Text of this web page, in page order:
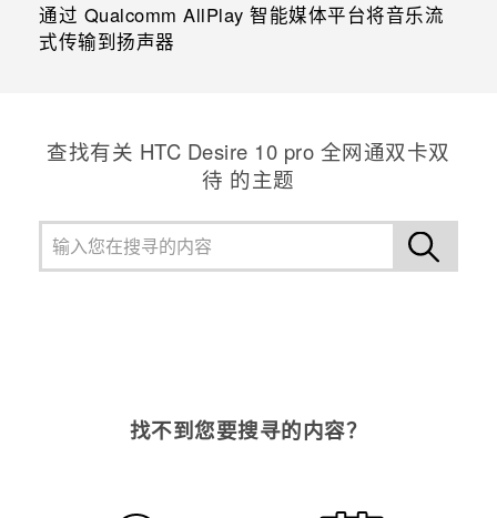
通过 Qualcomm AllPlay 智能媒体平台将音乐流
式传输到扬声器
查找有关 HTC Desire 10 pro 全网通双卡双
待 的主题
找不到您要搜寻的内容？